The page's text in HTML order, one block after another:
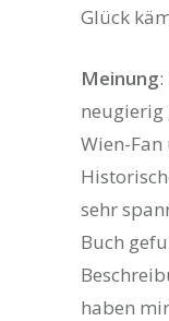
Glück
Meinung
neugierig
Wien-
sehr
Buch
haben